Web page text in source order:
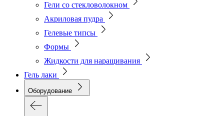
Гели со стекловолокном
Акриловая пудра
Гелевые типсы
Формы
Жидкости для наращивания
Гель лаки
Оборудование